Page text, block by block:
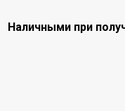
Наличными при